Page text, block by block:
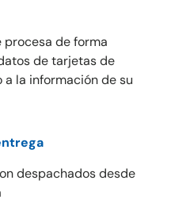
procesa de forma
de tarjetas de
la información de su
despachados desde